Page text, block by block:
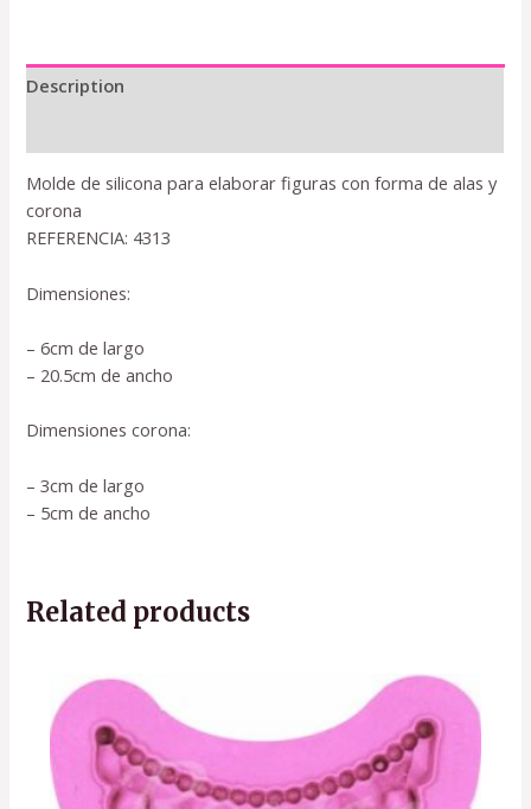
Description
Molde de silicona para elaborar figuras con forma de alas y
corona
REFERENCIA: 4313
Dimensiones:
– 6cm de largo
– 20.5cm de ancho
Dimensiones corona:
– 3cm de largo
– 5cm de ancho
Related products